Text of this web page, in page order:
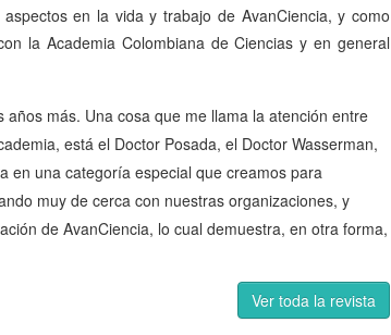
en la vida y trabajo de AvanCiencia, y como
la Academia Colombiana de Ciencias y en general
más. Una cosa que me llama la atención entre
está el Doctor Posada, el Doctor Wasserman,
en una categoría especial que creamos para
muy de cerca con nuestras organizaciones, y
de AvanCiencia, lo cual demuestra, en otra forma,
Ver toda la revista